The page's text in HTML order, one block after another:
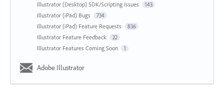
Illustrator (Desktop) SDK/Scripting Issues 143
Illustrator (iPad) Bugs 734
Illustrator (iPad) Feature Requests 836
Illustrator Feature Feedback 22
Illustrator Features Coming Soon 1
Adobe Illustrator